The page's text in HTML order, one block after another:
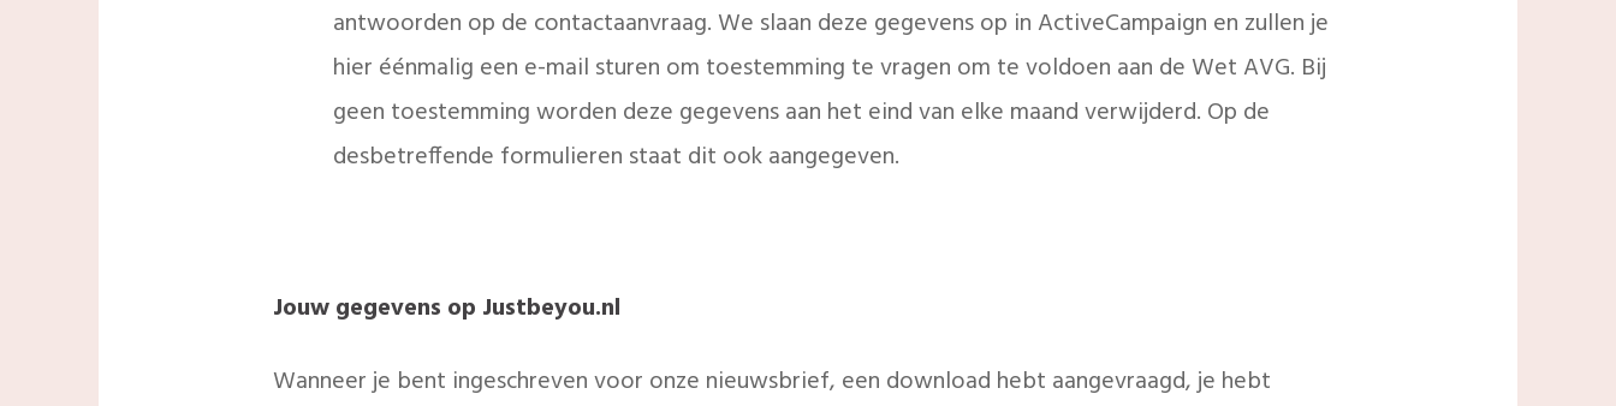
antwoorden op de contactaanvraag. We slaan deze gegevens op in ActiveCampaign en zullen je
hier éénmalig een e-mail sturen om toestemming te vragen om te voldoen aan de Wet AVG. Bij
geen toestemming worden deze gegevens aan het eind van elke maand verwijderd. Op de
desbetreffende formulieren staat dit ook aangegeven.
Jouw gegevens op Justbeyou.nl
Wanneer je bent ingeschreven voor onze nieuwsbrief, een download hebt aangevraagd, je hebt